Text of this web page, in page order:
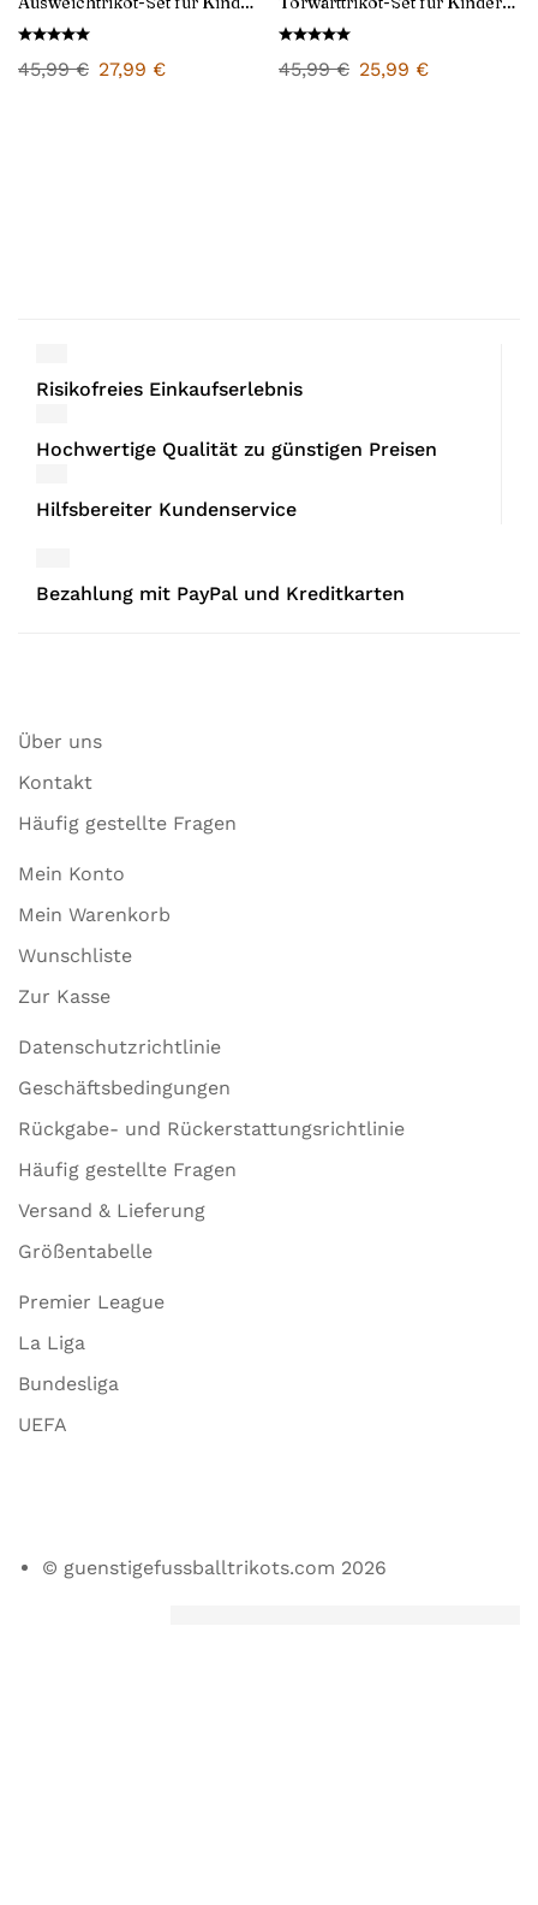
2024/25
45,99€ 27,99 €
2024/25
45,99€ 25,99 €
Risikofreies Einkaufserlebnis
Hochwertige Qualität zu günstigen Preisen
Hilfsbereiter Kundenservice
Bezahlung mit PayPal und Kreditkarten
Über uns
Kontakt
Häufig gestellte Fragen
Mein Konto
Mein Warenkorb
Wunschliste
Zur Kasse
Datenschutzrichtlinie
Geschäftsbedingungen
Rückgabe- und Rückerstattungsrichtlinie
Häufig gestellte Fragen
Versand & Lieferung
Größentabelle
Premier League
La Liga
Bundesliga
UEFA
© guenstigefussballtrikots.com 2026